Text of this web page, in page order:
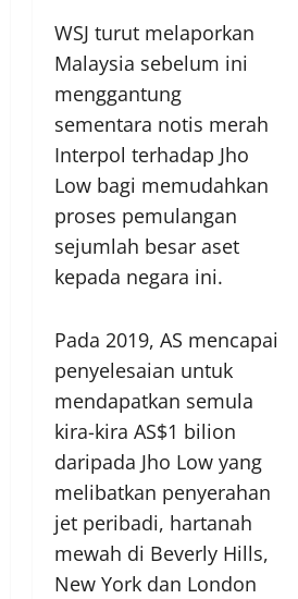
WSJ turut melaporkan
Malaysia sebelum ini
menggantung
sementara notis merah
Interpol terhadap Jho
Low bagi memudahkan
proses pemulangan
sejumlah besar aset
kepada negara ini.
Pada 2019, AS mencapai
penyelesaian untuk
mendapatkan semula
kira-kira AS$1 bilion
daripada Jho Low yang
melibatkan penyerahan
jet peribadi, hartanah
mewah di Beverly Hills,
New York dan London